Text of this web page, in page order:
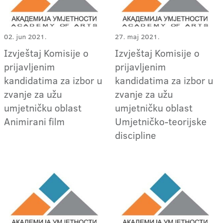
02. jun 2021.
Izvještaj Komisije o
prijavljenim
kandidatima za izbor u
zvanje za užu
umjetničku oblast
Animirani film
27. maj 2021.
Izvještaj Komisije o
prijavljenim
kandidatima za izbor u
zvanje za užu
umjetničku oblast
Umjetničko-teorijske
discipline